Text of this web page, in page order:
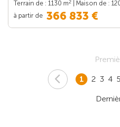
Terrain de : 1130 m2 | Maison de :
à partir de 366 833 €
1 2 3 4 5